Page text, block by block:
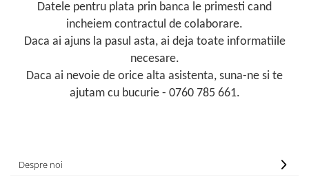
Datele pentru plata prin banca le primesti cand
incheiem contractul de colaborare.
Daca ai ajuns la pasul asta, ai deja toate informatiile
necesare.
Daca ai nevoie de orice alta asistenta, suna-ne si te
ajutam cu bucurie - 0760 785 661.
Despre noi